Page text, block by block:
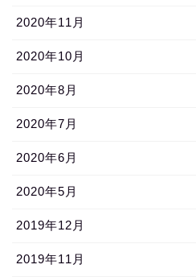
2020年11月
2020年10月
2020年8月
2020年7月
2020年6月
2020年5月
2019年12月
2019年11月